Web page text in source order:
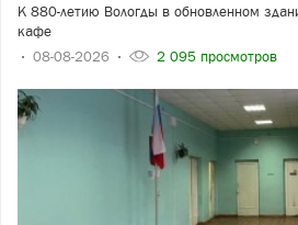
К 880-летию Вологды в обновленном
кафе
08-08-2026
2 095 просмотров